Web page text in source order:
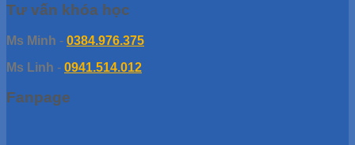
Tư vấn khóa học
Ms Minh - 0384.976.375
Ms Linh - 0941.514.012
Fanpage